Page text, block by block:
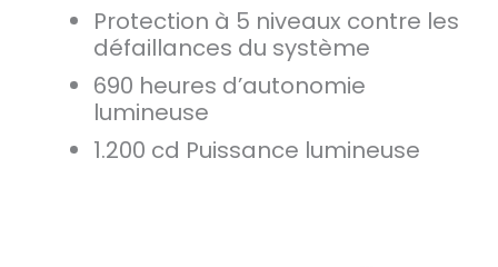
Protection à 5 niveaux contre les
défaillances du système
690 heures d’autonomie
lumineuse
1.200 cd Puissance lumineuse